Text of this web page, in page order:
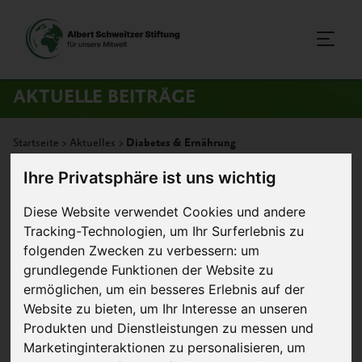
Ihre Privatsphäre ist uns wichtig
Diese Website verwendet Cookies und andere
Tracking-Technologien, um Ihr Surferlebnis zu
folgenden Zwecken zu verbessern: um
grundlegende Funktionen der Website zu
ermöglichen, um ein besseres Erlebnis auf der
Website zu bieten, um Ihr Interesse an unseren
Produkten und Dienstleistungen zu messen und
Marketinginteraktionen zu personalisieren, um
AKTUELLE BEITRÄGE
Startseite > Aktuelles > Diabetes & Ernährung
Diabetes & Ernährung
Gute Ernährung bei Diabetes ©
Monticellllo – Fotolia
Laut dem » Diabetes
Atlas« der International
Diabetes Federation
(IDF) betrug die Zahl
der weltweit an